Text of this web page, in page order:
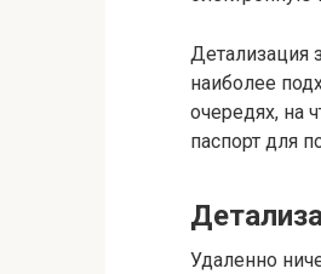
Детализация
наиболее
очередях, на
паспорт для
Удаленно